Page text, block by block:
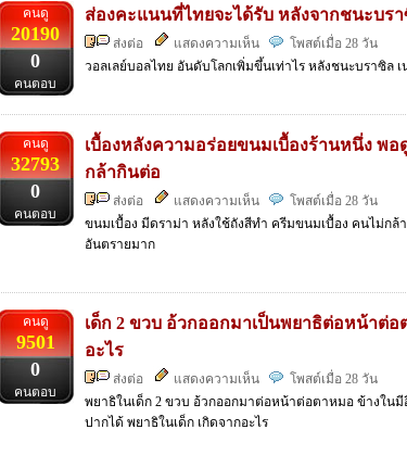
คนดู
20190
0
คนตอบ
ส่องคะแนนที่ไทยจะได้รับ หลังจากชนะบร
ส่งต่อ แสดงความเห็น
โพสต์เมื่อ 28 วัน
วอลเลย์บอลไทย อันดับโลกเพิ่มขึ้นเท่าไร หลังชนะบราซิล
คนดู
32793
0
คนตอบ
เบื้องหลังความอร่อยขนมเบื้องร้านหนึ่ง พ
กล้ากินต่อ
ส่งต่อ แสดงความเห็น
โพสต์เมื่อ 28 วัน
ขนมเบื้อง มีดราม่า หลังใช้ถังสีทำ ครีมขนมเบื้อง คนไม่กล้
อันตรายมาก
คนดู
9501
0
คนตอบ
เด็ก 2 ขวบ อ้วกออกมาเป็นพยาธิต่อหน้าต่อ
อะไร
ส่งต่อ แสดงความเห็น
โพสต์เมื่อ 28 วัน
พยาธิในเด็ก 2 ขวบ อ้วกออกมาต่อหน้าต่อตาหมอ ข้างในมี
ปากได้ พยาธิในเด็ก เกิดจากอะไร